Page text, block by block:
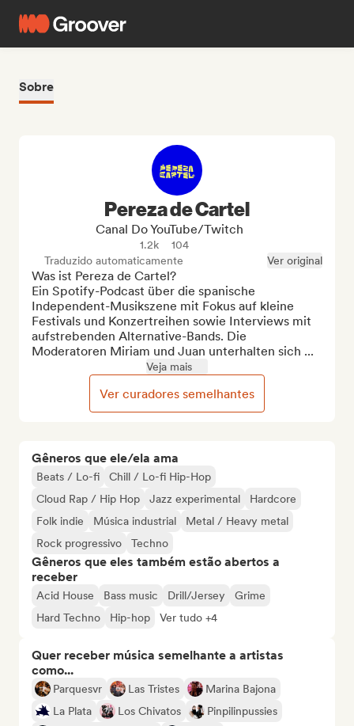
Sobre
Gêneros que ele/ela ama
Beats / Lo-fi
Chill / Lo-fi Hip-Hop
Cloud Rap / Hip Hop
Jazz experimental
Hardcore
Folk indie
Música industrial
Metal / Heavy metal
Rock progressivo
Techno
Gêneros que eles também estão abertos a
receber
Acid House Bass music Drill/Jersey
Grime
Hard Techno
Hip-hop Ver tudo +4
Quer receber música semelhante a artistas
como...
Parquesvr Las Tristes
Marina Bajona
La Plata
Los Chivatos
Pinpilinpussies
Pereza de Cartel
Canal Do YouTube/Twitch
1.2k
104
Traduzido automaticamente
Ver original
Was ist Pereza de Cartel?
Ein Spotify-Podcast über die spanische
Independent-Musikszene mit Fokus auf kleine
Festivals und Konzertreihen sowie Interviews mit
aufstrebenden Alternative-Bands. Die
Moderatoren Miriam und Juan unterhalten sich ...
Veja mais
Ver curadores semelhantes